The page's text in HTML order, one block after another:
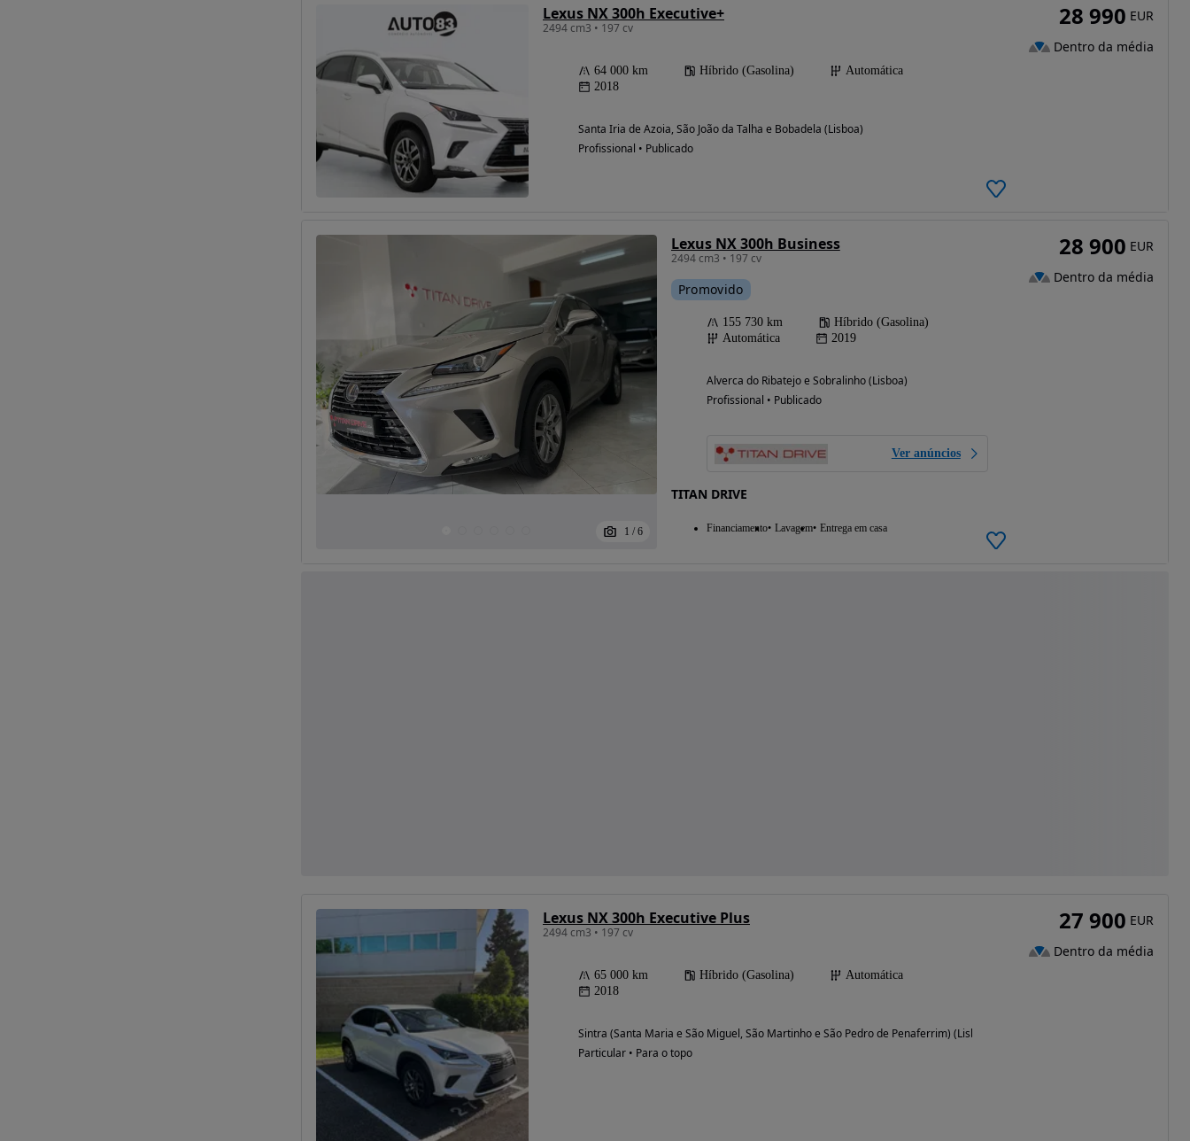
Lexus NX 300h Executive+
2494 cm3 • 197 cv
64 000 km Híbrido (Gasolina)
Automática
2018
Santa Iria de Azoia, São João da Talha e Bobadela (Lisboa)
Profissional • Publicado
28 990 EUR
Dentro da média
1 / 6
Lexus NX 300h Business
2494 cm3 • 197 cv
Promovido
155 730 km
Híbrido (Gasolina)
Automática
2019
Alverca do Ribatejo e Sobralinho (Lisboa)
Profissional • Publicado
Ver anúncios
TITAN DRIVE
Financiamento Lavagem Entrega em casa
28 900 EUR
Dentro da média
Lexus NX 300h Executive Plus
2494 cm3 • 197 cv
65 000 km Híbrido (Gasolina)
Automática
2018
Sintra (Santa Maria e São Miguel, São Martinho e São Pedro de Penaferrim) (Lisboa)
Particular • Para o topo
27 900 EUR
Dentro da média